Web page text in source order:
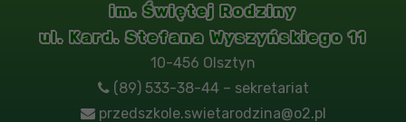
im. Świętej Rodziny
ul. Kard. Stefana Wyszyńskiego 11
10-456 Olsztyn
(89) 533-38-44 – sekretariat
przedszkole.swietarodzina@o2.pl